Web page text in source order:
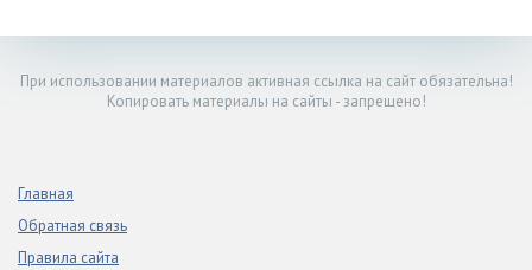
При использовании материалов активная ссылка на сайт обязательна!
Копировать материалы на сайты - запрещено!
Главная
Обратная связь
Правила сайта